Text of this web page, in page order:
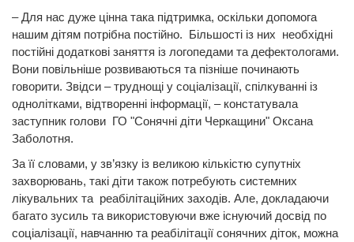
– Для нас дуже цінна така підтримка, оскільки допомога
нашим дітям потрібна постійно. Більшості із них необхідні
постійні додаткові заняття із логопедами та дефектологами.
Вони повільніше розвиваються та пізніше починають
говорити. Звідси – труднощі у соціалізації, спілкуванні із
однолітками, відтворенні інформації, – констатувала
заступник голови ГО "Сонячні діти Черкащини" Оксана
Заболотня.
За її словами, у зв’язку із великою кількістю супутніх
захворювань, такі діти також потребують системних
лікувальних та реабілітаційних заходів. Але, докладаючи
багато зусиль та використовуючи вже існуючий досвід по
соціалізації, навчанню та реабілітації сонячних діток, можна